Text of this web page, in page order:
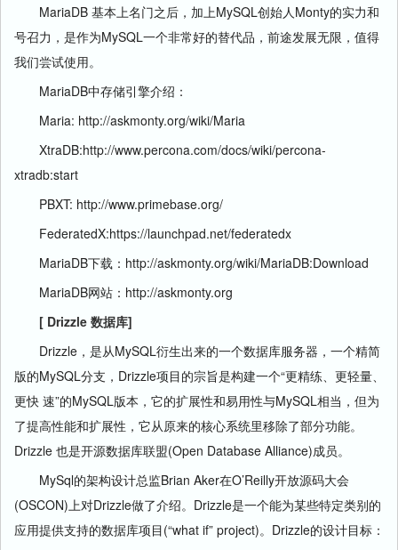
MariaDB 基本上名门之后，加上MySQL创始人Monty的实力和
号召力，是作为MySQL一个非常好的替代品，前途发展无限，值得
我们尝试使用。
MariaDB中存储引擎介绍：
Maria: http://askmonty.org/wiki/Maria
XtraDB:http://www.percona.com/docs/wiki/percona-
xtradb:start
PBXT: http://www.primebase.org/
FederatedX:https://launchpad.net/federatedx
MariaDB下载：http://askmonty.org/wiki/MariaDB:Download
MariaDB网站：http://askmonty.org
[ Drizzle 数据库]
Drizzle，是从MySQL衍生出来的一个数据库服务器，一个精简
版的MySQL分支，Drizzle项目的宗旨是构建一个“更精练、更轻量、
更快 速”的MySQL版本，它的扩展性和易用性与MySQL相当，但为
了提高性能和扩展性，它从原来的核心系统里移除了部分功能。
Drizzle 也是开源数据库联盟(Open Database Alliance)成员。
MySql的架构设计总监Brian Aker在O’Reilly开放源码大会
(OSCON)上对Drizzle做了介绍。Drizzle是一个能为某些特定类别的
应用提供支持的数据库项目(“what if” project)。Drizzle的设计目标：